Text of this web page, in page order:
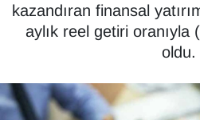
kazandıran finansal
aylık reel getiri
oldu.
Deprem
Diğer
Son Dakika Haberleri